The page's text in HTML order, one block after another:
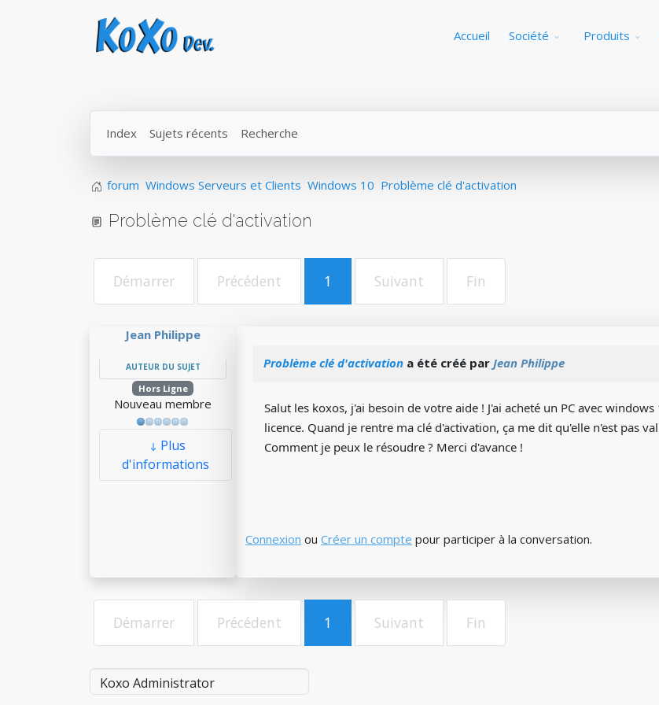
Accueil Société Produits
Index Sujets récents Recherche
forum Windows Serveurs et Clients Windows 10 Problème clé d'activation
Problème clé d'activation
Démarrer Précédent 1 Suivant Fin
Jean Philippe
AUTEUR DU SUJET
Hors Ligne
Nouveau membre
Plus
d'informations
Problème clé d'activation a été créé par Jean Philippe
Salut les koxos, j'ai besoin de votre aide ! J'ai acheté un PC avec
licence. Quand je rentre ma clé d'activation, ça me dit qu'elle n'est pas
Comment je peux le résoudre ? Merci d'avance !
Connexion ou Créer un compte pour participer à la conversation.
Démarrer Précédent 1 Suivant Fin